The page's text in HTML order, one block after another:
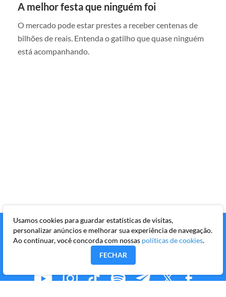
A melhor festa que ninguém foi
O mercado pode estar prestes a receber centenas de
bilhões de reais. Entenda o gatilho que quase ninguém
está acompanhando.
Usamos cookies para guardar estatísticas de visitas,
personalizar anúncios e melhorar sua experiência de navegação.
Ao continuar, você concorda com nossas políticas de cookies.
FECHAR